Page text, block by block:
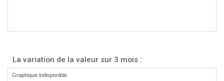
La variation de la valeur sur 3 mois :